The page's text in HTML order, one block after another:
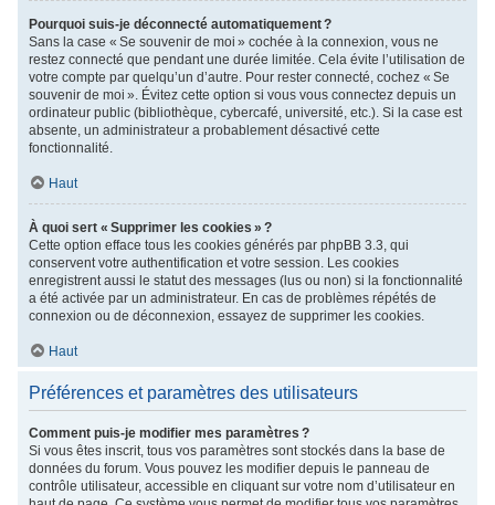
Pourquoi suis-je déconnecté automatiquement ?
Sans la case « Se souvenir de moi » cochée à la connexion, vous ne
restez connecté que pendant une durée limitée. Cela évite l’utilisation de
votre compte par quelqu’un d’autre. Pour rester connecté, cochez « Se
souvenir de moi ». Évitez cette option si vous vous connectez depuis un
ordinateur public (bibliothèque, cybercafé, université, etc.). Si la case est
absente, un administrateur a probablement désactivé cette
fonctionnalité.
Haut
À quoi sert « Supprimer les cookies » ?
Cette option efface tous les cookies générés par phpBB 3.3, qui
conservent votre authentification et votre session. Les cookies
enregistrent aussi le statut des messages (lus ou non) si la fonctionnalité
a été activée par un administrateur. En cas de problèmes répétés de
connexion ou de déconnexion, essayez de supprimer les cookies.
Haut
Préférences et paramètres des utilisateurs
Comment puis-je modifier mes paramètres ?
Si vous êtes inscrit, tous vos paramètres sont stockés dans la base de
données du forum. Vous pouvez les modifier depuis le panneau de
contrôle utilisateur, accessible en cliquant sur votre nom d’utilisateur en